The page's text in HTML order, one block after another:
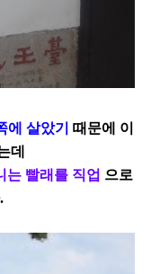
에 살았기 때문에 이
데
는 빨래를 직업 으로
.